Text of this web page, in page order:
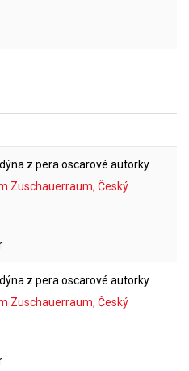
z pera oscarové autorky
Zuschauerraum, Český
z pera oscarové autorky
Zuschauerraum, Český